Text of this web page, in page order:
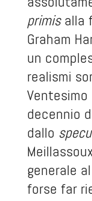
primisalla
Graham
un
realismi
decennio
dallo
generale
forse far